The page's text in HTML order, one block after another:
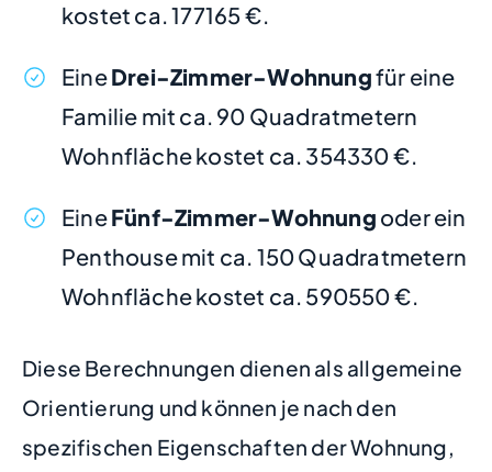
kostet ca. 177165 €.
EineDrei-Zimmer-Wohnungfür eine
Familie mit ca. 90 Quadratmetern
Wohnfläche kostet ca. 354330 €.
EineFünf-Zimmer-Wohnung oder ein
Penthouse mit ca. 150 Quadratmetern
Wohnfläche kostet ca. 590550 €.
Diese Berechnungen dienen als allgemeine
Orientierung und können je nach den
spezifischen Eigenschaften der Wohnung,